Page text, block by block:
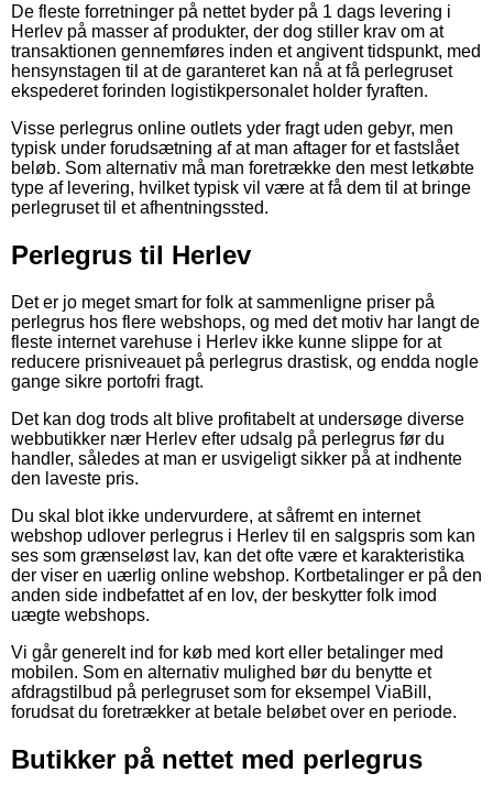
De fleste forretninger på nettet byder på 1 dags levering i
Herlev på masser af produkter, der dog stiller krav om at
transaktionen gennemføres inden et angivent tidspunkt, med
hensynstagen til at de garanteret kan nå at få perlegruset
ekspederet forinden logistikpersonalet holder fyraften.
Visse perlegrus online outlets yder fragt uden gebyr, men
typisk under forudsætning af at man aftager for et fastslået
beløb. Som alternativ må man foretrække den mest letkøbte
type af levering, hvilket typisk vil være at få dem til at bringe
perlegruset til et afhentningssted.
Perlegrus til Herlev
Det er jo meget smart for folk at sammenligne priser på
perlegrus hos flere webshops, og med det motiv har langt de
fleste internet varehuse i Herlev ikke kunne slippe for at
reducere prisniveauet på perlegrus drastisk, og endda nogle
gange sikre portofri fragt.
Det kan dog trods alt blive profitabelt at undersøge diverse
webbutikker nær Herlev efter udsalg på perlegrus før du
handler, således at man er usvigeligt sikker på at indhente
den laveste pris.
Du skal blot ikke undervurdere, at såfremt en internet
webshop udlover perlegrus i Herlev til en salgspris som kan
ses som grænseløst lav, kan det ofte være et karakteristika
der viser en uærlig online webshop. Kortbetalinger er på den
anden side indbefattet af en lov, der beskytter folk imod
uægte webshops.
Vi går generelt ind for køb med kort eller betalinger med
mobilen. Som en alternativ mulighed bør du benytte et
afdragstilbud på perlegruset som for eksempel ViaBill,
forudsat du foretrækker at betale beløbet over en periode.
Butikker på nettet med perlegrus